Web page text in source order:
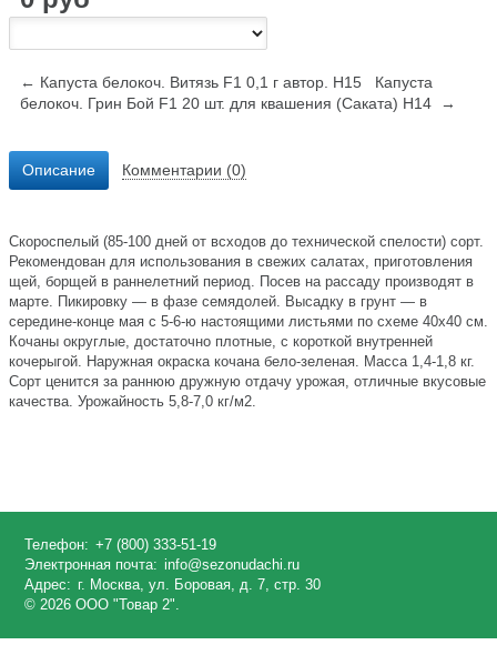
← Капуста белокоч. Витязь F1 0,1 г автор. Н15
Капуста
белокоч. Грин Бой F1 20 шт. для квашения (Саката) Н14 →
Описание Комментарии (0)
Скороспелый (85-100 дней от всходов до технической спелости) сорт.
Рекомендован для использования в свежих салатах, приготовления
щей, борщей в раннелетний период. Посев на рассаду производят в
марте. Пикировку — в фазе семядолей. Высадку в грунт — в
середине-конце мая с 5-6-ю настоящими листьями по схеме 40х40 см.
Кочаны округлые, достаточно плотные, с короткой внутренней
кочерыгой. Наружная окраска кочана бело-зеленая. Масса 1,4-1,8 кг.
Сорт ценится за раннюю дружную отдачу урожая, отличные вкусовые
качества. Урожайность 5,8-7,0 кг/м2.
Телефон: +7 (800) 333-51-19
Электронная почта: info@sezonudachi.ru
Адрес: г. Москва, ул. Боровая, д. 7, стр. 30
© 2026 ООО "Товар 2".